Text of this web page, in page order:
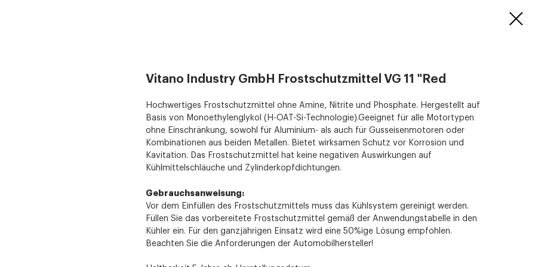
Vitano Industry GmbH Frostschutzmittel VG 11 "Red
Hochwertiges Frostschutzmittel ohne Amine, Nitrite und Phosphate. Hergestellt auf
Basis von Monoethylenglykol (H-OAT-Si-Technologie).Geeignet für alle Motortypen
ohne Einschränkung, sowohl für Aluminium- als auch für Gusseisenmotoren oder
Kombinationen aus beiden Metallen. Bietet wirksamen Schutz vor Korrosion und
Kavitation. Das Frostschutzmittel hat keine negativen Auswirkungen auf
Kühlmittelschläuche und Zylinderkopfdichtungen.
Gebrauchsanweisung:
Vor dem Einfüllen des Frostschutzmittels muss das Kühlsystem gereinigt werden.
Füllen Sie das vorbereitete Frostschutzmittel gemäß der Anwendungstabelle in den
Kühler ein. Für den ganzjährigen Einsatz wird eine 50%ige Lösung empfohlen.
Beachten Sie die Anforderungen der Automobilhersteller!